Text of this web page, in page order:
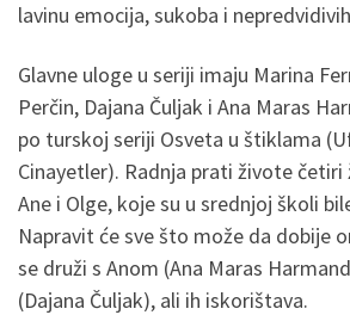
lavinu emocija, sukoba i
Glavne uloge u seriji imaju Marina
Perčin, Dajana Čuljak i Ana Maras
po turskoj seriji Osveta u štiklama
Cinayetler). Radnja prati živote četiri
Ane i Olge, koje su u srednjoj školi
Napravit će sve što može da dobije
se druži s Anom (Ana Maras
(Dajana Čuljak), ali ih iskorištava.